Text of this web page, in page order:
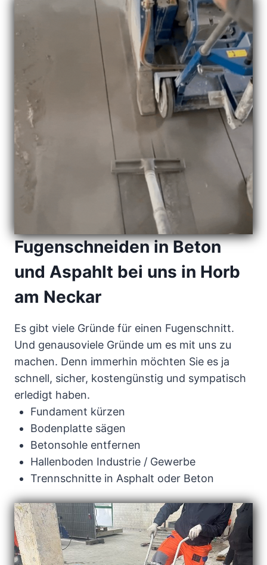
Fugenschneiden in Beton
und Aspahlt bei uns in Horb
am Neckar
Es gibt viele Gründe für einen Fugenschnitt.
Und genausoviele Gründe um es mit uns zu
machen. Denn immerhin möchten Sie es ja
schnell, sicher, kostengünstig und sympatisch
erledigt haben.
Fundament kürzen
Bodenplatte sägen
Betonsohle entfernen
Hallenboden Industrie / Gewerbe
Trennschnitte in Asphalt oder Beton